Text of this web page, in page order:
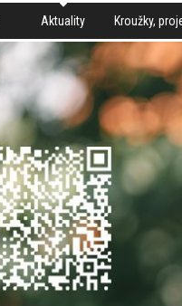
Aktuality Kroužky,